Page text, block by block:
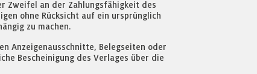
Zweifel an der Zahlungsfähigkeit des
ohne Rücksicht auf ein ursprünglich
zu machen.
Anzeigenausschnitte, Belegseiten oder
Bescheinigung des Verlages über die